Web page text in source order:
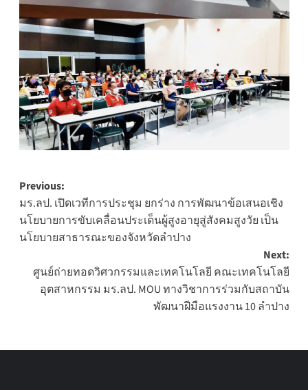
Post
navigation
Previous:
มร.ลป. เปิดเวทีการประชุม ยกร่าง การพัฒนาข้อเสนอเชิง
นโยบายการขับเคลื่อนประเด็นผู้สูงอายุสู่สังคมสูงวัย เป็น
นโยบายสาธารณะของจังหวัดลำปาง
Next:
ศูนย์ถ่ายทอดวิศวกรรมและเทคโนโลยี คณะเทคโนโลยี
อุตสาหกรรม มร.ลป. MOU ทางวิชาการร่วมกับสถาบัน
พัฒนาฝีมือแรงงาน 10 ลำปาง